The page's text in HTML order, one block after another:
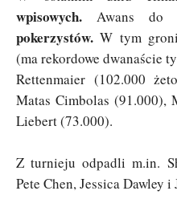
wpisowych. Awans do
pokerzystów. W tym
(ma rekordowe dwanaście
Rettenmaier (102.000
Matas Cimbolas
Liebert (73.000).
Z turnieju odpadli m.in.
Pete Chen, Jessica Dawley i